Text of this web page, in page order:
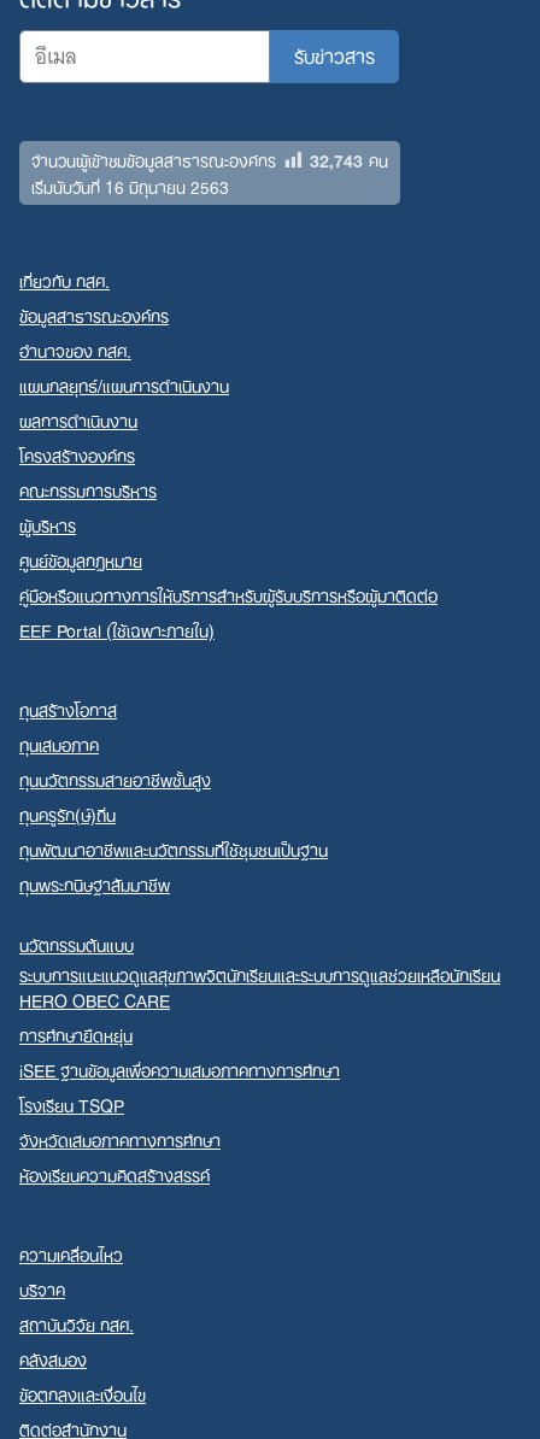
จำนวนผู้เข้าชมข้อมูลสาธารณะองค์กร 32,743คน
เริ่มนับวันที่ 16 มิถุนายน 2563
เกี่ยวกับ กสศ.
ข้อมูลสาธารณะองค์กร
อำนาจของ กสศ.
แผนกลยุทธ์/แผนการดำเนินงาน
ผลการดำเนินงาน
โครงสร้างองค์กร
คณะกรรมการบริหาร
ผู้บริหาร
ศูนย์ข้อมูลกฎหมาย
คู่มือหรือแนวทางการให้บริการสำหรับผู้รับบริการหรือผู้มาติดต่อ
EEF Portal (ใช้เฉพาะภายใน)
ทุนสร้างโอกาส
ทุนเสมอภาค
ทุนนวัตกรรมสายอาชีพชั้นสูง
ทุนครูรัก(ษ์)ถิ่น
ทุนพัฒนาอาชีพและนวัตกรรมที่ใช้ชุมชนเป็นฐาน
ทุนพระกนิษฐาสัมมาชีพ
นวัตกรรมต้นแบบ
ระบบการแนะแนวดูแลสุขภาพจิตนักเรียนและระบบการดูแลช่วยเหลือนักเรียน
HERO OBEC CARE
การศึกษายืดหยุ่น
iSEE ฐานข้อมูลเพื่อความเสมอภาคทางการศึกษา
โรงเรียน TSQP
จังหวัดเสมอภาคทางการศึกษา
ห้องเรียนความคิดสร้างสรรค์
ความเคลื่อนไหว
บริจาค
สถาบันวิจัย กสศ.
คลังสมอง
ข้อตกลงและเงื่อนไข
ติดต่อสำนักงาน